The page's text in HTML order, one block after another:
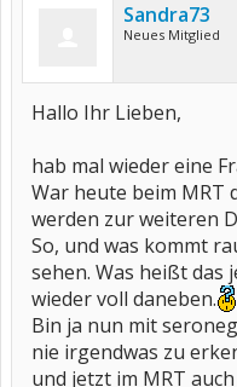
Sandra73
Neues Mitglied
Hallo Ihr Lieben,
hab mal wieder eine
War heute beim MRT
werden zur weiteren
So, und was kommt
sehen. Was heißt das
wieder voll daneben.
Bin ja nun mit
nie irgendwas zu
und jetzt im MRT auch